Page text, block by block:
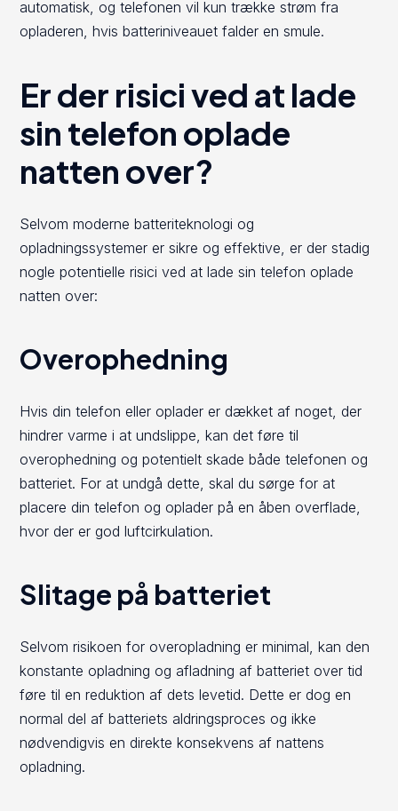
automatisk, og telefonen vil kun trække strøm fra
opladeren, hvis batteriniveauet falder en smule.
Er der risici ved at lade
sin telefon oplade
natten over?
Selvom moderne batteriteknologi og
opladningssystemer er sikre og effektive, er der stadig
nogle potentielle risici ved at lade sin telefon oplade
natten over:
Overophedning
Hvis din telefon eller oplader er dækket af noget, der
hindrer varme i at undslippe, kan det føre til
overophedning og potentielt skade både telefonen og
batteriet. For at undgå dette, skal du sørge for at
placere din telefon og oplader på en åben overflade,
hvor der er god luftcirkulation.
Slitage på batteriet
Selvom risikoen for overopladning er minimal, kan den
konstante opladning og afladning af batteriet over tid
føre til en reduktion af dets levetid. Dette er dog en
normal del af batteriets aldringsproces og ikke
nødvendigvis en direkte konsekvens af nattens
opladning.